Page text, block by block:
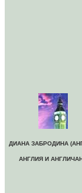
ДИАНА ЗАБРОДИНА
АНГЛИЯ И